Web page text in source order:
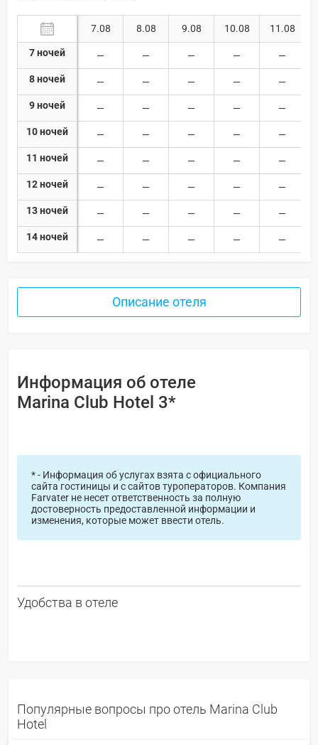
7 ночей
8 ночей
9 ночей
10 ночей
11 ночей
12 ночей
13 ночей
14 ночей
7.08 8.08 9.08 10.08 11.08
Описание отеля
Информация об отеле
Marina Club Hotel 3*
* - Информация об услугах взята с официального
сайта гостиницы и с сайтов туроператоров. Компания
Farvater не несет ответственность за полную
достоверность предоставленной информации и
изменения, которые может ввести отель.
Удобства в отеле
Популярные вопросы про отель Marina Club
Hotel